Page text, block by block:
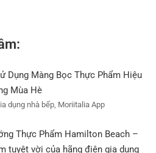
Dụng Màng Bọc Thực Phẩm Hiệu
Mùa Hè
dụng nhà bếp, Moriitalia App
Thực Phẩm Hamilton Beach –
tuyệt vời của hãng điện gia dụng